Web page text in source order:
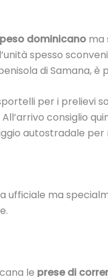
peso dominicanoma
spesso
di Samana,
per i prelievi
consiglio
autostradale
ufficiale ma
le prese di